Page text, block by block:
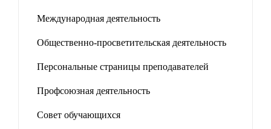
Международная деятельность
Общественно-просветительская деятельность
Персональные страницы преподавателей
Профсоюзная деятельность
Совет обучающихся